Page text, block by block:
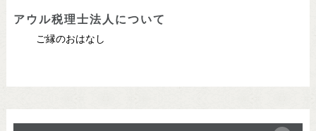
アウル税理士法人について
ご縁のおはなし